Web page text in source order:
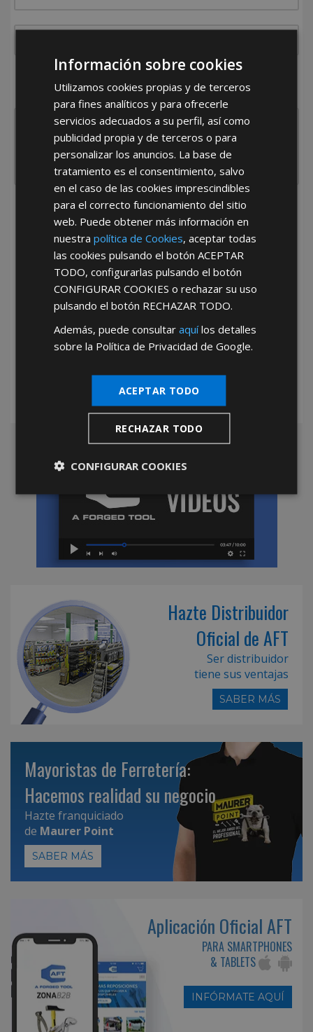
España
Portugal Otros
He leído y acepto laPolítica de Privacidad
*Abstenerse particulares, sólo venta a tiendas y empresas minoristas y
Hazte Distribuidor
Oficial de AFT
Ser distribuidor
tiene sus ventajas
SABER MÁS
Mayoristas de Ferretería:
Hacemos realidad su negocio
Hazte franquiciado
de Maurer Point
SABER MÁS
Aplicación Oficial AFT
PARA SMARTPHONES
& TABLETS
INFÓRMATE AQUÍ
Información sobre cookies
Utilizamos cookies propias y de terceros
para fines analíticos y para ofrecerle
servicios adecuados a su perfil, así como
publicidad propia y de terceros o para
personalizar los anuncios. La base de
tratamiento es el consentimiento, salvo
en el caso de las cookies imprescindibles
para el correcto funcionamiento del sitio
web. Puede obtener más información en
nuestrapolítica de Cookies, aceptar todas
las cookies pulsando el botónACEPTAR
TODO, configurarlas pulsando el botón
CONFIGURAR COOKIES o rechazar su uso
pulsando el botón RECHAZAR TODO.
Además, puede consultaraquílos detalles
sobre la Política de Privacidad de Google.
ACEPTAR TODO
RECHAZAR TODO
CONFIGURAR COOKIES